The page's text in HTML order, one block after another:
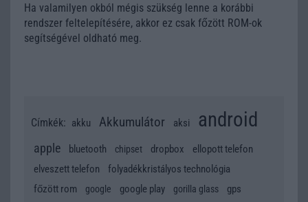
Ha valamilyen okból mégis szükség lenne a korábbi
rendszer feltelepítésére, akkor ez csak főzött ROM-ok
segítségével oldható meg.
Címkék: akku Akkumulátor aksi android
apple bluetooth chipset dropbox
ellopott telefon
elveszett telefon
folyadékkristályos technológia
főzött rom
google google play gorilla glass gps